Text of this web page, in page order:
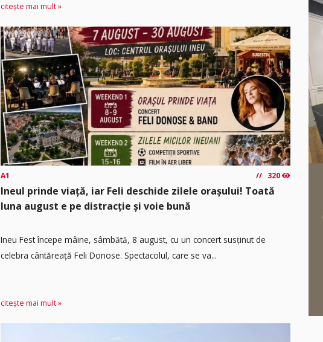
citește mai mult »
A1 320
Ineul prinde viață, iar Feli deschide zilele orașului! Toată
luna august e pe distracție și voie bună
Ineu Fest începe mâine, sâmbătă, 8 august, cu un concert susținut de
celebra cântăreață Feli Donose. Spectacolul, care se va...
citește mai mult »